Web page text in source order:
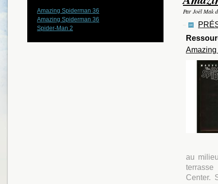
Par Joël Mak
au
Center.
Amazing Spiderman 36
Amazing Spiderman 36
Spider-Man 2